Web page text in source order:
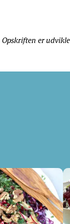
Opskriften er